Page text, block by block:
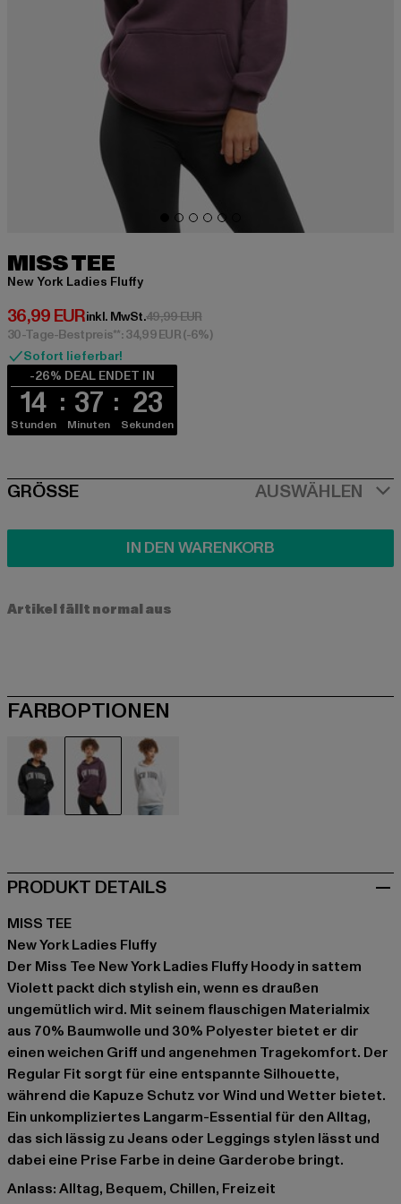
MISS TEE
New York Ladies Fluffy
36,99 EUR
Derzeitiger Preis: 36,99 EUR
inkl. MwSt.49,99 EURAktionspreis: 49,99 EUR
30-Tage-Bestpreis**: 34,99 EUR(-6%)
Sofort lieferbar!
-26% DEAL ENDET IN
14
Stunden
37
Minuten
22
Sekunden
SIZE
GRÖSSE AUSWÄHLEN
IN DEN WARENKORB
Artikel fällt normal aus
FARBOPTIONEN
PRODUKT DETAILS
MISS TEE
New York Ladies Fluffy
Der Miss Tee New York Ladies Fluffy Hoody in sattem
Violett packt dich stylish ein, wenn es draußen
ungemütlich wird. Mit seinem flauschigen Materialmix
aus 70% Baumwolle und 30% Polyester bietet er dir
einen weichen Griff und angenehmen Tragekomfort. Der
Regular Fit sorgt für eine entspannte Silhouette,
während die Kapuze Schutz vor Wind und Wetter bietet.
Ein unkompliziertes Langarm-Essential für den Alltag,
das sich lässig zu Jeans oder Leggings stylen lässt und
dabei eine Prise Farbe in deine Garderobe bringt.
Anlass: Alltag, Bequem, Chillen, Freizeit